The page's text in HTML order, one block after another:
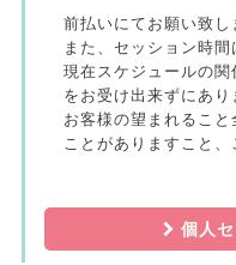
前払いにてお願い致し
また、セッション時
現在スケジュールの
をお受け出来ずにあり
お客様の望まれるこ
ことがありますこと、
個人